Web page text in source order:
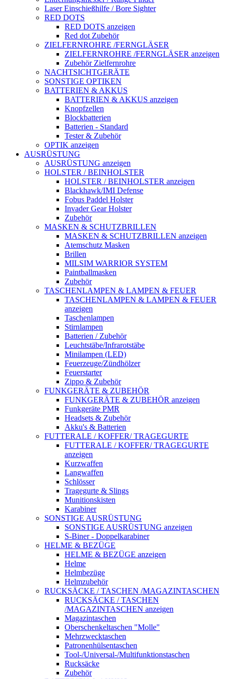
Laser Einschießhilfe / Bore Sighter
RED DOTS
RED DOTS anzeigen
Red dot Zubehör
ZIELFERNROHRE /FERNGLÄSER
ZIELFERNROHRE /FERNGLÄSER anzeigen
Zubehör Zielfernrohre
NACHTSICHTGERÄTE
SONSTIGE OPTIKEN
BATTERIEN & AKKUS
BATTERIEN & AKKUS anzeigen
Knopfzellen
Blockbatterien
Batterien - Standard
Tester & Zubehör
OPTIK anzeigen
AUSRÜSTUNG
AUSRÜSTUNG anzeigen
HOLSTER / BEINHOLSTER
HOLSTER / BEINHOLSTER anzeigen
Blackhawk/IMI Defense
Fobus Paddel Holster
Invader Gear Holster
Zubehör
MASKEN & SCHUTZBRILLEN
MASKEN & SCHUTZBRILLEN anzeigen
Atemschutz Masken
Brillen
MILSIM WARRIOR SYSTEM
Paintballmasken
Zubehör
TASCHENLAMPEN & LAMPEN & FEUER
TASCHENLAMPEN & LAMPEN & FEUER
anzeigen
Taschenlampen
Stirnlampen
Batterien / Zubehör
Leuchtstäbe/Infrarotstäbe
Minilampen (LED)
Feuerzeuge/Zündhölzer
Feuerstarter
Zippo & Zubehör
FUNKGERÄTE & ZUBEHÖR
FUNKGERÄTE & ZUBEHÖR anzeigen
Funkgeräte PMR
Headsets & Zubehör
Akku's & Batterien
FUTTERALE / KOFFER/ TRAGEGURTE
FUTTERALE / KOFFER/ TRAGEGURTE
anzeigen
Kurzwaffen
Langwaffen
Schlösser
Tragegurte & Slings
Munitionskisten
Karabiner
SONSTIGE AUSRÜSTUNG
SONSTIGE AUSRÜSTUNG anzeigen
S-Biner - Doppelkarabiner
HELME & BEZÜGE
HELME & BEZÜGE anzeigen
Helme
Helmbezüge
Helmzubehör
RUCKSÄCKE / TASCHEN /MAGAZINTASCHEN
RUCKSÄCKE / TASCHEN
/MAGAZINTASCHEN anzeigen
Magazintaschen
Oberschenkeltaschen "Molle"
Mehrzwecktaschen
Patronenhülsentaschen
Tool-/Universal-/Multifunktionstaschen
Rucksäcke
Zubehör